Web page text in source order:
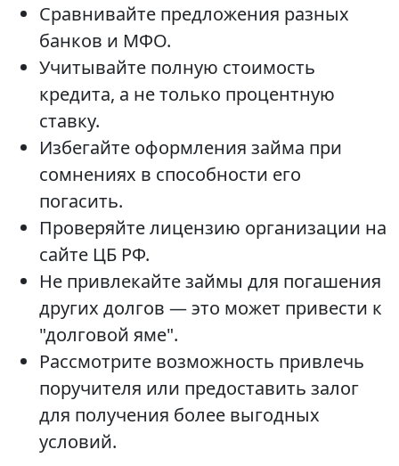
Сравнивайте предложения разных
банков и МФО.
Учитывайте полную стоимость
кредита, а не только процентную
ставку.
Избегайте оформления займа при
сомнениях в способности его
погасить.
Проверяйте лицензию организации на
сайте ЦБ РФ.
Не привлекайте займы для погашения
других долгов — это может привести к
"долговой яме".
Рассмотрите возможность привлечь
поручителя или предоставить залог
для получения более выгодных
условий.